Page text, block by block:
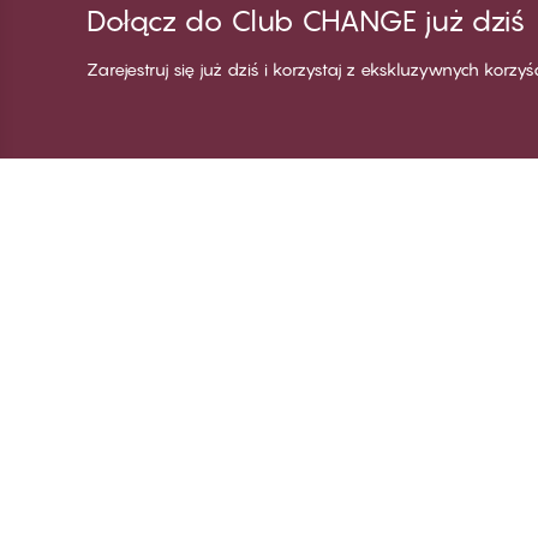
Dołącz do Club CHANGE już dziś
Zarejestruj się już dziś i korzystaj z ekskluzywnych